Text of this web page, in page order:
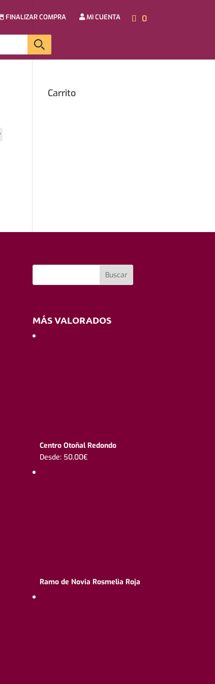
FINALIZAR COMPRA MI CUENTA 0
Carrito
MÁS VALORADOS
Centro Otoñal Redondo
Desde: 50,00€
Ramo de Novia Rosmelia Roja